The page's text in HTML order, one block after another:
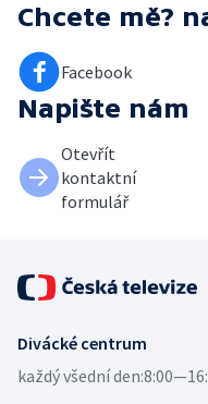
Chcete mě?
Facebook
Napište nám
Otevřít
kontaktní
formulář
Divácké centrum
každý všední den: